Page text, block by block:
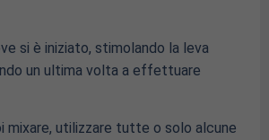
si è iniziato, stimolando la leva
un ultima volta a effettuare
mixare, utilizzare tutte o solo alcune